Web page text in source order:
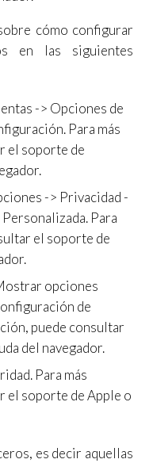
cómo configurar
en las siguientes
-> Opciones de
Para más
el soporte de
-> Privacidad -
Para
el soporte de
opciones
de
puede consultar
del navegador.
Para más
el soporte de Apple o
es decir aquellas